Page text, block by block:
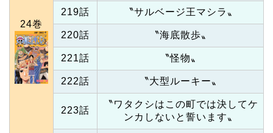
24巻
219話 〝サルベージ王マシラ〟
220話 〝海底散歩〟
221話 〝怪物〟
222話 〝大型ルーキー〟
223話
〝ワタクシはこの町では決してケ
ンカしないと誓います〟